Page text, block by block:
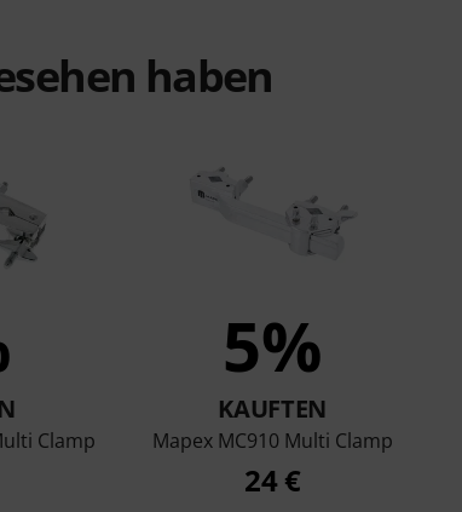
haben
Clamp
5%
KAUFTEN
Mapex MC910 Multi Clamp
24 €